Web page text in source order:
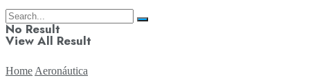
No Result
View All Result
Home Aeronáutica